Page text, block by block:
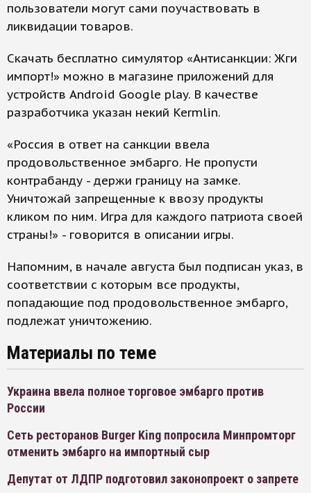
пользователи могут сами поучаствовать в
ликвидации товаров.
Скачать бесплатно симулятор «Антисанкции: Жги
импорт!» можно в магазине приложений для
устройств Android Google play. В качестве
разработчика указан некий Kermlin.
«Россия в ответ на санкции ввела
продовольственное эмбарго. Не пропусти
контрабанду - держи границу на замке.
Уничтожай запрещенные к ввозу продукты
кликом по ним. Игра для каждого патриота своей
страны!» - говорится в описании игры.
Напомним, в начале августа был подписан указ, в
соответствии с которым все продукты,
попадающие под продовольственное эмбарго,
подлежат уничтожению.
Материалы по теме
Украина ввела полное торговое эмбарго против
России
Сеть ресторанов Burger King попросила Минпромторг
отменить эмбарго на импортный сыр
Депутат от ЛДПР подготовил законопроект о запрете